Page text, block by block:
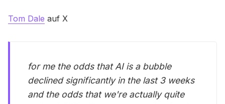
Tom Dale auf X
for me the odds that AI is a bubble
declined significantly in the last 3 weeks
and the odds that we're actually quite